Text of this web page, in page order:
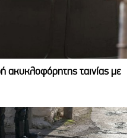
ακυκλοφόρητης ταινίας με